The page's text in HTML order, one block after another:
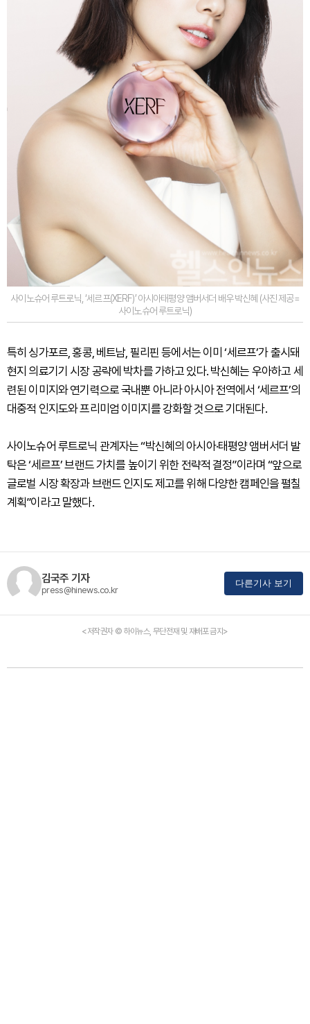
사이노슈어 루트로닉, ‘세르프(XERF)’ 아시아태평양 앰버서더 배우 박신혜 (사진 제공=
사이노슈어 루트로닉)
특히 싱가포르, 홍콩, 베트남, 필리핀 등에서는 이미 ‘세르프’가 출시돼
현지 의료기기 시장 공략에 박차를 가하고 있다. 박신혜는 우아하고 세
련된 이미지와 연기력으로 국내뿐 아니라 아시아 전역에서 ‘세르프’의
대중적 인지도와 프리미엄 이미지를 강화할 것으로 기대된다.
사이노슈어 루트로닉 관계자는 “박신혜의 아시아·태평양 앰버서더 발
탁은 ‘세르프’ 브랜드 가치를 높이기 위한 전략적 결정”이라며 “앞으로
글로벌 시장 확장과 브랜드 인지도 제고를 위해 다양한 캠페인을 펼칠
계획”이라고 말했다.
김국주 기자
press@hinews.co.kr
다른기사 보기
<저작권자 © 하이뉴스, 무단전재 및 재배포 금지>